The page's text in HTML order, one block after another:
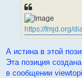
https://fmjd.org/
А истина в этой
Эта позиция
в сообщении